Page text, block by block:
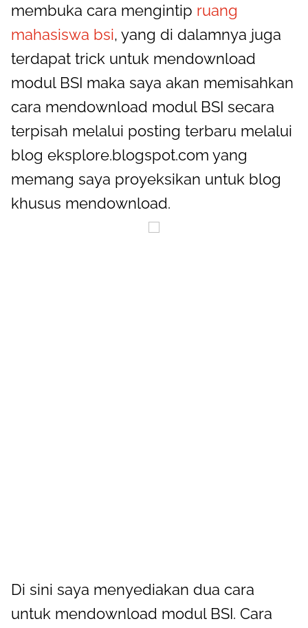
membuka cara mengintip ruang
mahasiswa bsi, yang di dalamnya juga
terdapat trick untuk mendownload
modul BSI maka saya akan memisahkan
cara mendownload modul BSI secara
terpisah melalui posting terbaru melalui
blog eksplore.blogspot.com yang
memang saya proyeksikan untuk blog
khusus mendownload.
Di sini saya menyediakan dua cara
untuk mendownload modul BSI. Cara